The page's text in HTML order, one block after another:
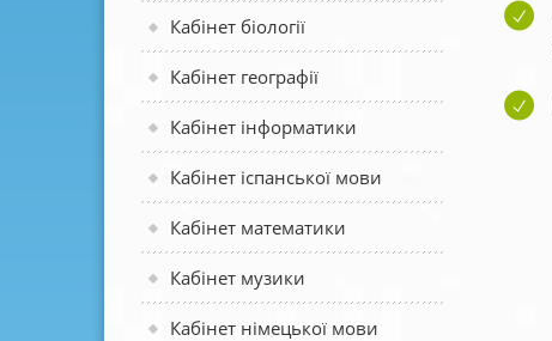
Кабінет біології
Кабінет географії
Кабінет інформатики
Кабінет іспанської мови
Кабінет математики
Кабінет музики
Кабінет німецької мови